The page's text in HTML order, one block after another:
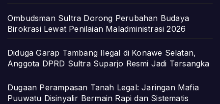
Ombudsman Sultra Dorong Perubahan Budaya
Birokrasi Lewat Penilaian Maladministrasi 2026
Diduga Garap Tambang Ilegal di Konawe Selatan,
Anggota DPRD Sultra Suparjo Resmi Jadi Tersangka
Dugaan Perampasan Tanah Legal: Jaringan Mafia
Puuwatu Disinyalir Bermain Rapi dan Sistematis